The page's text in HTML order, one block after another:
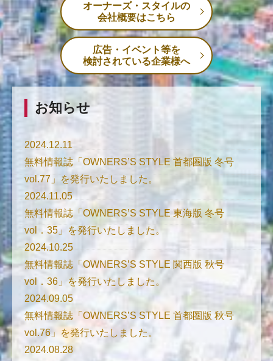
オーナーズ・スタイルの
会社概要はこちら
広告・イベント等を
検討されている企業様へ
お知らせ
2024.12.11
無料情報誌「OWNERS’S STYLE 首都圏版 冬号
vol.77」を発行いたしました。
2024.11.05
無料情報誌「OWNERS’S STYLE 東海版 冬号
vol．35」を発行いたしました。
2024.10.25
無料情報誌「OWNERS’S STYLE 関西版 秋号
vol．36」を発行いたしました。
2024.09.05
無料情報誌「OWNERS’S STYLE 首都圏版 秋号
vol.76」を発行いたしました。
2024.08.28